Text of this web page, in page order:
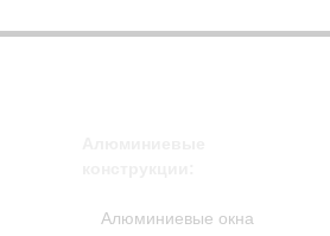
Алюминиевые окна